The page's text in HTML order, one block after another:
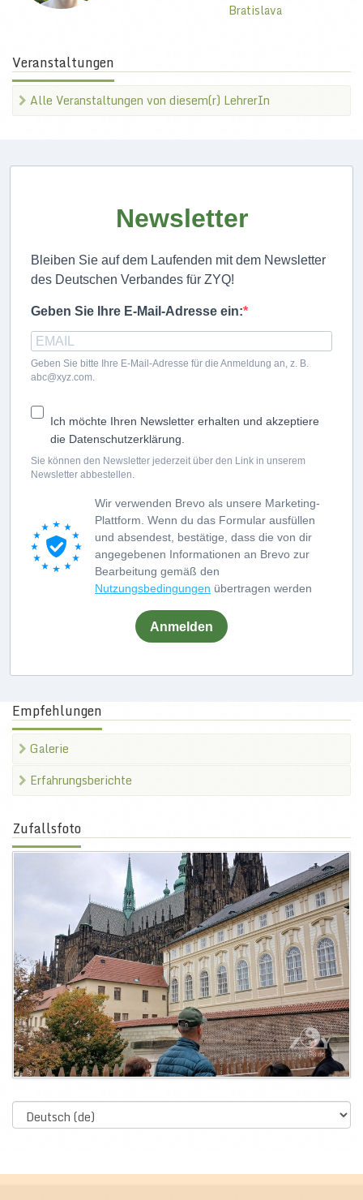
Bratislava
Veranstaltungen
Alle Veranstaltungen von diesem(r) LehrerIn
Newsletter
Bleiben Sie auf dem Laufenden mit dem Newsletter
des Deutschen Verbandes für ZYQ!
Geben Sie Ihre E-Mail-Adresse ein:
Geben Sie bitte Ihre E-Mail-Adresse für die Anmeldung an, z. B.
abc@xyz.com.
Ich möchte Ihren Newsletter erhalten und akzeptiere
die Datenschutzerklärung.
Sie können den Newsletter jederzeit über den Link in unserem
Newsletter abbestellen.
Wir verwenden Brevo als unsere Marketing-
Plattform. Wenn du das Formular ausfüllen
und absendest, bestätige, dass die von dir
angegebenen Informationen an Brevo zur
Bearbeitung gemäß den
Nutzungsbedingungen übertragen werden
Anmelden
Empfehlungen
Galerie
Erfahrungsberichte
Zufallsfoto
Select
language